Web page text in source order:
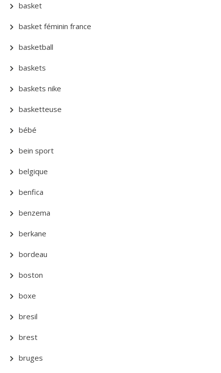
basket
basket féminin france
basketball
baskets
baskets nike
basketteuse
bébé
bein sport
belgique
benfica
benzema
berkane
bordeau
boston
boxe
bresil
brest
bruges